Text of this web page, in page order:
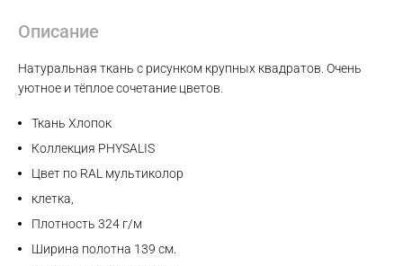
Описание
Натуральная ткань с рисунком крупных квадратов. Очень
уютное и тёплое сочетание цветов.
Ткань Хлопок
Коллекция PHYSALIS
Цвет по RAL мультиколор
клетка,
Плотность 324 г/м
Ширина полотна 139 см.
Max
Telegram